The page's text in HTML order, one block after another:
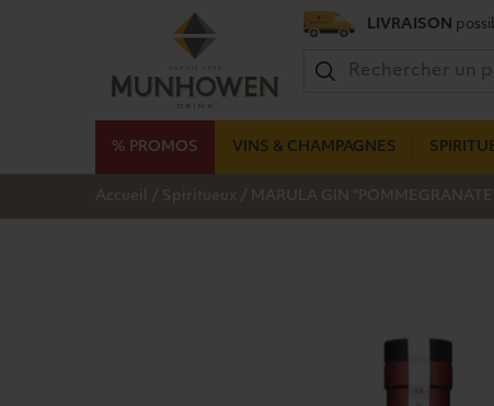
LIVRAISON
% PROMOS VINS & CHAMPAGNES
Accueil / Spiritueux / MARULA GIN